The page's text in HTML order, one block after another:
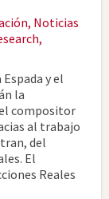
, Noticias
,
y el
la
compositor
al trabajo
del
El
Reales